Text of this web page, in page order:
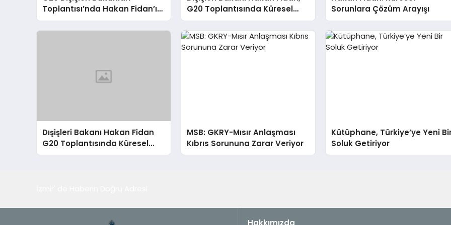
Toplantısı’nda Hakan Fidan’ın
Konuşması
G20 Toplantısında Küresel
Sorunlara Işık Tutuyor
Sorunlara Çözüm Arayışı
Dışişleri Bakanı Hakan Fidan
G20 Toplantısında Küresel
Sorunlara Işık Tutuyor
MSB: GKRY-Mısır Anlaşması
Kıbrıs Sorununa Zarar Veriyor
Kütüphane, Türkiye’ye Yeni
Soluk Getiriyor
Hakkımızda